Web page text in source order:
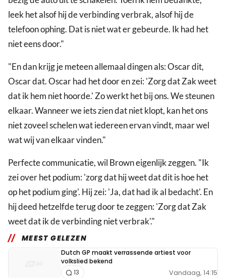
leek het alsof hij de verbinding verbrak, alsof hij de
telefoon ophing. Dat is niet wat er gebeurde. Ik had het
niet eens door."
"En dan krijg je meteen allemaal dingen als: Oscar dit,
Oscar dat. Oscar had het door en zei: 'Zorg dat Zak weet
dat ik hem niet hoorde.' Zo werkt het bij ons. We steunen
elkaar. Wanneer we iets zien dat niet klopt, kan het ons
niet zoveel schelen wat iedereen ervan vindt, maar wel
wat wij van elkaar vinden."
Perfecte communicatie, wil Brown eigenlijk zeggen. "Ik
zei over het podium: 'zorg dat hij weet dat dit is hoe het
op het podium ging'. Hij zei: 'Ja, dat had ik al bedacht'. En
hij deed hetzelfde terug door te zeggen: 'Zorg dat Zak
weet dat ik de verbinding niet verbrak'."
MEEST GELEZEN
Dutch GP maakt verrassende artiest voor
volkslied bekend
Vandaag, 14:15
13